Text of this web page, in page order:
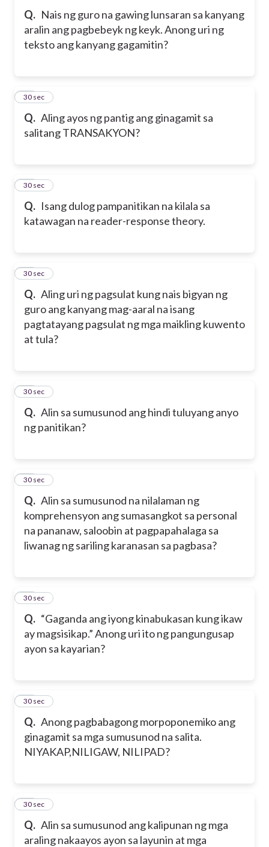
Q. Nais ng guro na gawing lunsaran sa kanyang
aralin ang pagbebeyk ng keyk. Anong uri ng
teksto ang kanyang gagamitin?
Q. Aling ayos ng pantig ang ginagamit sa
salitang TRANSAKYON?
32
30 sec
Q. Isang dulog pampanitikan na kilala sa
katawagan na reader-response theory.
33
30 sec
Q. Aling uri ng pagsulat kung nais bigyan ng
guro ang kanyang mag-aaral na isang
pagtatayang pagsulat ng mga maikling kuwento
at tula?
34
30 sec
Q. Alin sa sumusunod ang hindi tuluyang anyo
ng panitikan?
35
30 sec
Q. Alin sa sumusunod na nilalaman ng
komprehensyon ang sumasangkot sa personal
na pananaw, saloobin at pagpapahalaga sa
liwanag ng sariling karanasan sa pagbasa?
36
30 sec
Q. “Gaganda ang iyong kinabukasan kung ikaw
ay magsisikap.” Anong uri ito ng pangungusap
ayon sa kayarian?
37
30 sec
Q. Anong pagbabagong morpoponemiko ang
ginagamit sa mga sumusunod na salita.
NIYAKAP,NILIGAW, NILIPAD?
38
30 sec
Q. Alin sa sumusunod ang kalipunan ng mga
araling nakaayos ayon sa layunin at mga
39
30 sec